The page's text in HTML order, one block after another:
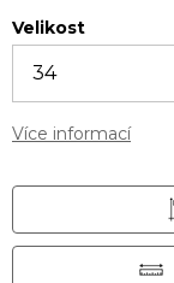
Velikost
Více informací